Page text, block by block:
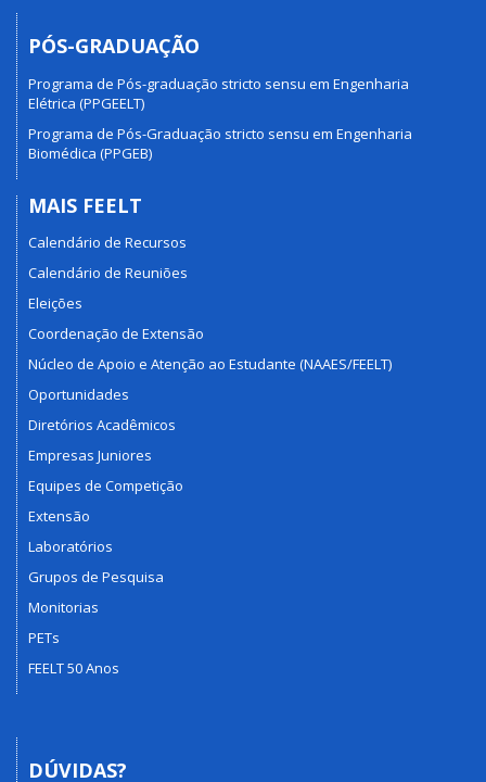
PÓS-GRADUAÇÃO
Programa de Pós-graduação stricto sensu em Engenharia
Elétrica (PPGEELT)
Programa de Pós-Graduação stricto sensu em Engenharia
Biomédica (PPGEB)
MAIS FEELT
Calendário de Recursos
Calendário de Reuniões
Eleições
Coordenação de Extensão
Núcleo de Apoio e Atenção ao Estudante (NAAES/FEELT)
Oportunidades
Diretórios Acadêmicos
Empresas Juniores
Equipes de Competição
Extensão
Laboratórios
Grupos de Pesquisa
Monitorias
PETs
FEELT 50 Anos
DÚVIDAS?